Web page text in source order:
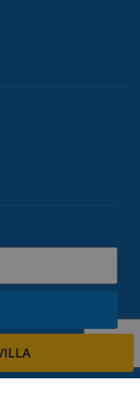
et restez informé